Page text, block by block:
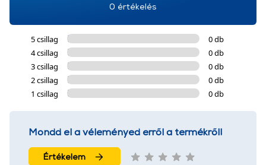
0 értékelés
5 csillag
0 db
4 csillag
0 db
3 csillag
0 db
2 csillag
0 db
1 csillag
0 db
Mondd el a véleményed erről a termékről!
Értékelem